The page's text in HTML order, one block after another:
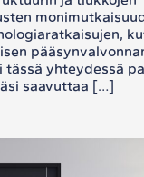
tässä yhteydessä
saavuttaa […]